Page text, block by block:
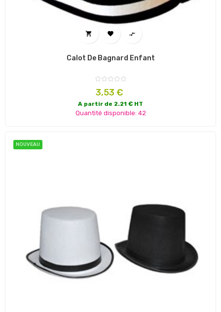
  
Calot De Bagnard Enfant
Prix
3,53 €
A partir de 2.21 € HT
Quantité disponible: 42
NOUVEAU